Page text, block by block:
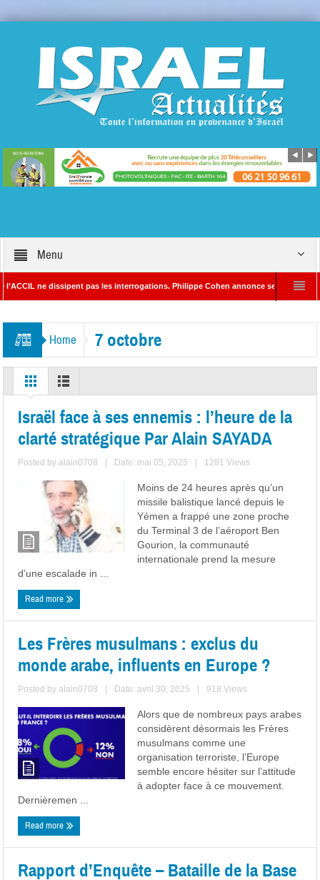
Menu
dissipent pas les interrogations. Philippe Cohen annonce se réserver le droit de
Home 7 octobre
Israël face à ses ennemis : l’heure de la
clarté stratégique Par Alain SAYADA
Posted byalain0708 Date: mai 05, 2025 1281 Views
Moins de 24 heures après qu’un
missile balistique lancé depuis le
Yémen a frappé une zone proche
du Terminal 3 de l’aéroport Ben
Gourion, la communauté
internationale prend la mesure
d’une escalade in ...
Read more
Les Frères musulmans : exclus du
monde arabe, influents en Europe ?
Posted byalain0708 Date: avril 30, 2025 918 Views
Alors que de nombreux pays arabes
considèrent désormais les Frères
musulmans comme une
organisation terroriste, l’Europe
semble encore hésiter sur l’attitude
à adopter face à ce mouvement.
Dernièremen ...
Read more
Rapport d’Enquête – Bataille de la Base